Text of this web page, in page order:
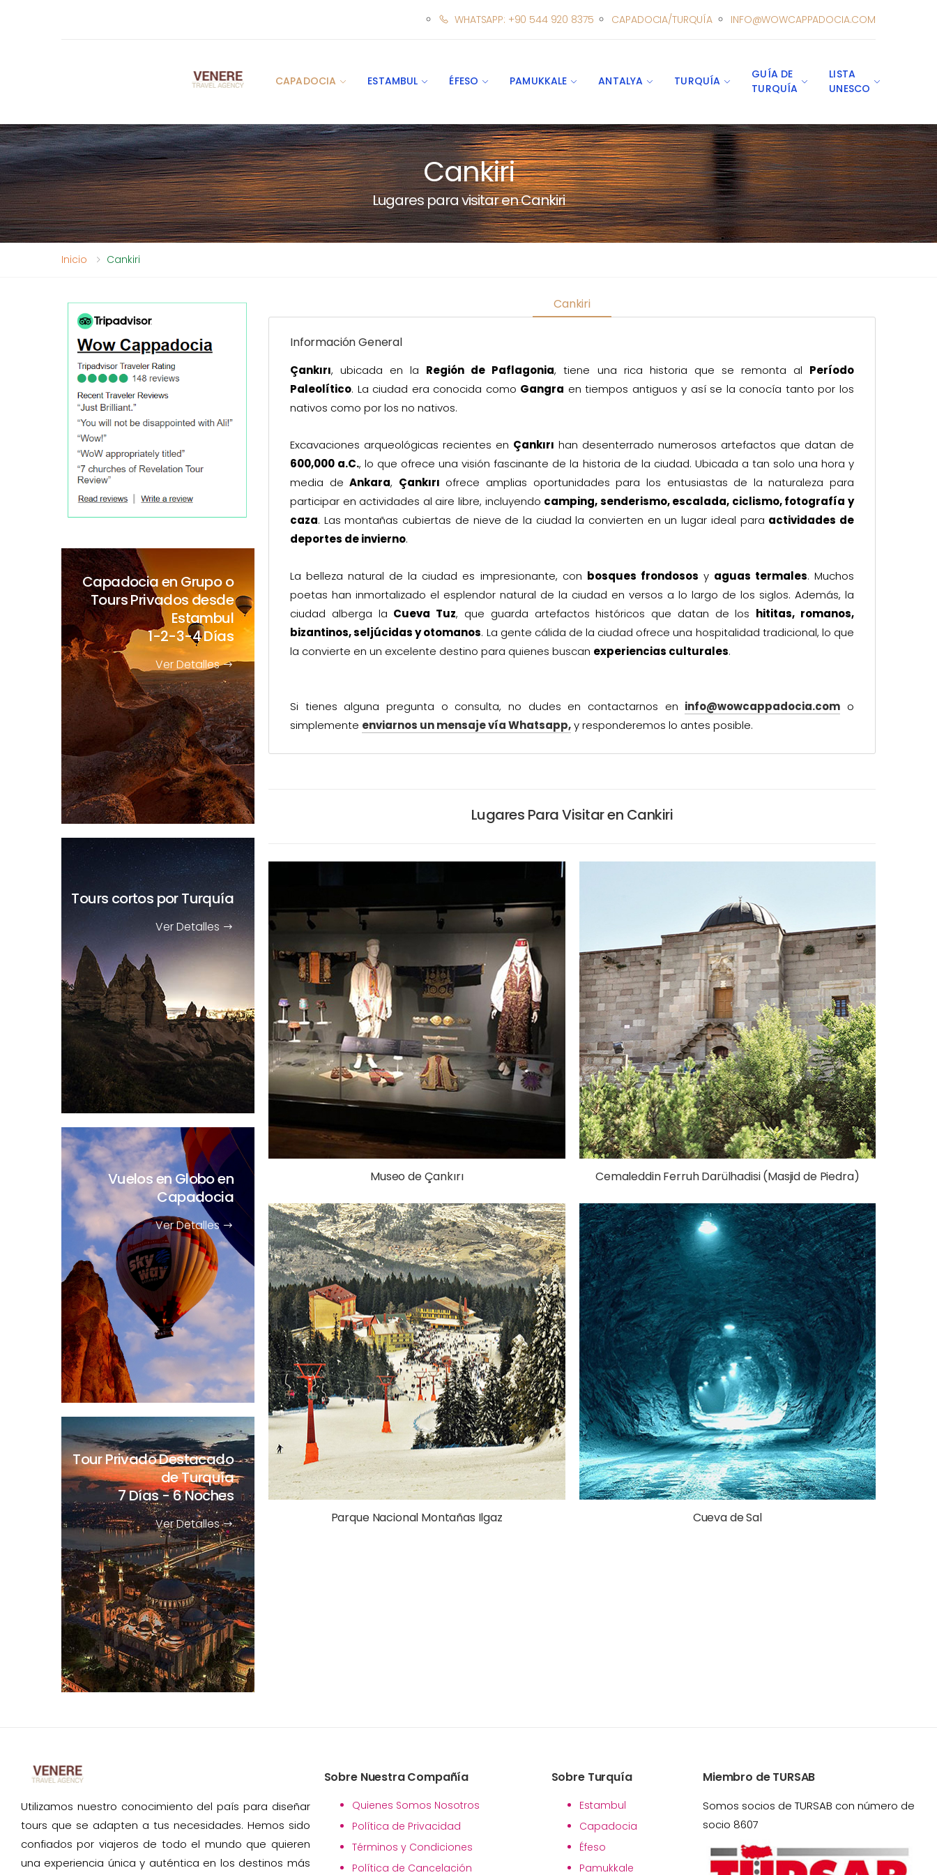
WHATSAPP: +90 544 920 8375 CAPADOCIA/TURQUÍA INFO@WOWCAPPADOCIA.COM
CAPADOCIA ESTAMBUL ÉFESO PAMUKKALE ANTALYA TURQUÍA
GUÍA DE
TURQUÍA
LISTA
UNESCO
Cankiri
Lugares para visitar en Cankiri
Inicio Cankiri
Cankiri
Información General
Çankırı, ubicada en la Región de Paflagonia, tiene una rica historia que se remonta al Período
Paleolítico. La ciudad era conocida como Gangra en tiempos antiguos y así se la conocía tanto por los
nativos como por los no nativos.
Excavaciones arqueológicas recientes en Çankırı han desenterrado numerosos artefactos que datan de
600,000 a.C., lo que ofrece una visión fascinante de la historia de la ciudad. Ubicada a tan solo una hora y
media deAnkara, Çankırı ofrece amplias oportunidades para los entusiastas de la naturaleza para
participar en actividades al aire libre, incluyendo camping, senderismo, escalada, ciclismo, fotografía y
caza. Las montañas cubiertas de nieve de la ciudad la convierten en un lugar ideal para actividades de
deportes de invierno.
La belleza natural de la ciudad es impresionante, con bosques frondosos y aguas termales. Muchos
poetas han inmortalizado el esplendor natural de la ciudad en versos a lo largo de los siglos. Además, la
ciudad alberga la Cueva Tuz, que guarda artefactos históricos que datan de los hititas, romanos,
bizantinos, seljúcidas y otomanos. La gente cálida de la ciudad ofrece una hospitalidad tradicional, lo que
la convierte en un excelente destino para quienes buscan experiencias culturales.
Si tienes alguna pregunta o consulta, no dudes en contactarnos en info@wowcappadocia.com o
simplemente enviarnos un mensaje vía Whatsapp,y responderemos lo antes posible.
Lugares Para Visitar en Cankiri
Museo de Çankırı Cemaleddin Ferruh Darülhadisi (Masjid de Piedra)
Parque Nacional Montañas Ilgaz Cueva de Sal
Capadocia en Grupo o
Tours Privados desde
Estambul
1-2-3-4 Días
Ver Detalles
Tours cortospor Turquía
Ver Detalles
Vuelos en Globo en
Capadocia
Ver Detalles
Tour Privado Destacado
de Turquía
7 Días - 6 Noches
Ver Detalles
Utilizamos nuestro conocimiento del país para diseñar
tours que se adapten a tus necesidades. Hemos sido
confiados por viajeros de todo el mundo que quieren
una experiencia única y auténtica en los destinos más
Sobre Nuestra Compañía
Quienes Somos Nosotros
Política de Privacidad
Términos y Condiciones
Política de Cancelación
Sobre Turquía
Estambul
Capadocia
Éfeso
Pamukkale
Miembro de TURSAB
Somos socios de TURSAB con número de
socio 8607